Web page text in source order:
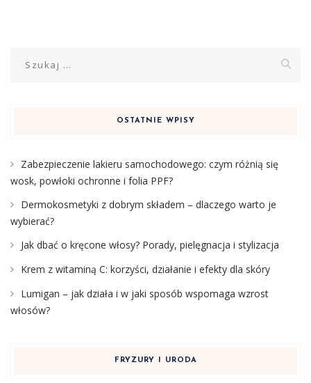
OSTATNIE WPISY
Zabezpieczenie lakieru samochodowego: czym różnią się
wosk, powłoki ochronne i folia PPF?
Dermokosmetyki z dobrym składem – dlaczego warto je
wybierać?
Jak dbać o kręcone włosy? Porady, pielęgnacja i stylizacja
Krem z witaminą C: korzyści, działanie i efekty dla skóry
Lumigan – jak działa i w jaki sposób wspomaga wzrost
włosów?
FRYZURY I URODA